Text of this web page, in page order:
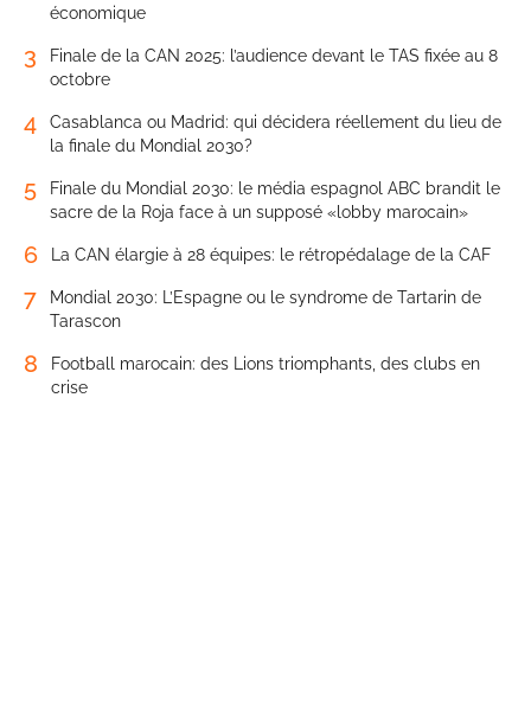
économique
3
Finale de la CAN 2025: l’audience devant le TAS fixée au 8
octobre
4
Casablanca ou Madrid: qui décidera réellement du lieu de
la finale du Mondial 2030?
5
Finale du Mondial 2030: le média espagnol ABC brandit le
sacre de la Roja face à un supposé «lobby marocain»
6 La CAN élargie à 28 équipes: le rétropédalage de la CAF
7
Mondial 2030: L’Espagne ou le syndrome de Tartarin de
Tarascon
8
Football marocain: des Lions triomphants, des clubs en
crise